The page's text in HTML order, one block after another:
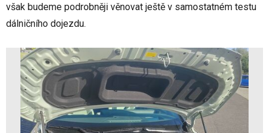
však budeme podrobněji věnovat ještě v samostatném testu
dálničního dojezdu.